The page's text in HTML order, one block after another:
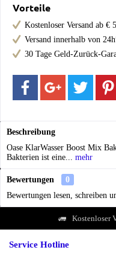
Vorteile
Kostenloser Versand ab €
Versand innerhalb von
30 Tage Geld-Zurück-
Beschreibung
Oase KlarWasser Boost Mix
Bakterien ist eine...
mehr
Bewertungen
0
Bewertungen lesen, schreiben
Kostenloser
Service Hotline